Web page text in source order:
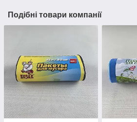
Подібні товари компанії